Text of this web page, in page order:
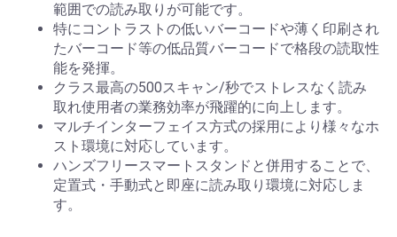
範囲での読み取りが可能です。
特にコントラストの低いバーコードや薄く印刷され
たバーコード等の低品質バーコードで格段の読取性
能を発揮。
クラス最高の500スキャン/秒でストレスなく読み
取れ使用者の業務効率が飛躍的に向上します。
マルチインターフェイス方式の採用により様々なホ
スト環境に対応しています。
ハンズフリースマートスタンドと併用することで、
定置式・手動式と即座に読み取り環境に対応しま
す。